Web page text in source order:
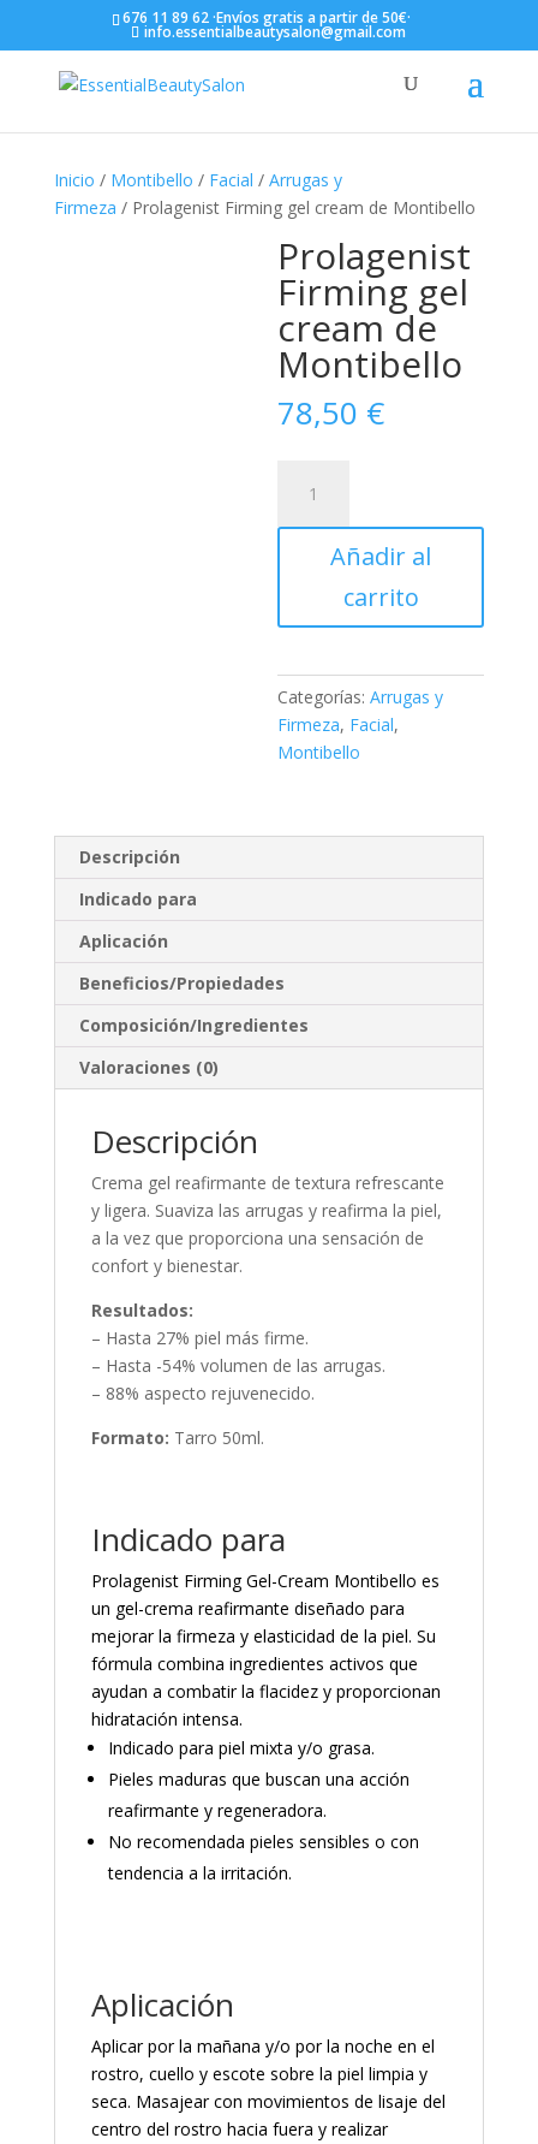
676 11 89 62 ·Envíos gratis a partir de 50€·
info.essentialbeautysalon@gmail.com
Inicio / Montibello / Facial / Arrugas y
Firmeza / Prolagenist Firming gel cream de Montibello
Prolagenist
Firming gel
cream de
Montibello
78,50 €
Firming
gel
Montibello
Añadir al
carrito
Categorías:Arrugas y
Firmeza, Facial,
Montibello
Descripción
Indicado para
Aplicación
Beneficios/Propiedades
Composición/Ingredientes
Valoraciones (0)
Descripción
Crema gel reafirmante de textura refrescante
y ligera. Suaviza las arrugas y reafirma la piel,
a la vez que proporciona una sensación de
confort y bienestar.
Resultados:
– Hasta 27% piel más firme.
– Hasta -54% volumen de las arrugas.
– 88% aspecto rejuvenecido.
Formato: Tarro 50ml.
Indicado para
Prolagenist Firming Gel-Cream Montibello es
un gel-crema reafirmante diseñado para
mejorar la firmeza y elasticidad de la piel. Su
fórmula combina ingredientes activos que
ayudan a combatir la flacidez y proporcionan
hidratación intensa.
Indicado para piel mixta y/o grasa.
Pieles maduras que buscan una acción
reafirmante y regeneradora.
No recomendada pieles sensibles o con
tendencia a la irritación.
Aplicación
Aplicar por la mañana y/o por la noche en el
rostro, cuello y escote sobre la piel limpia y
seca. Masajear con movimientos de lisaje del
centro del rostro hacia fuera y realizar